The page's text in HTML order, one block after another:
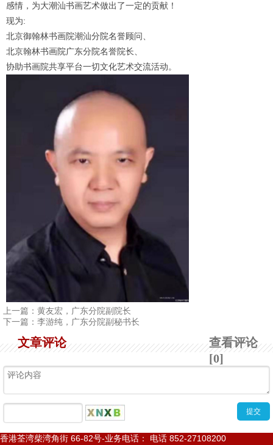
3
感情，为大潮汕书画艺术做出了一定的贡献！
现为:
北京御翰林书画院潮汕分院名誉顾问、
北京翰林书画院广东分院名誉院长
协助书画院共享平台一切文化艺术交流活动。
上一篇： 黄友宏，广东分院副院长
下一篇： 李游纯，广东分院副秘书长
查看评论
[0]
文章评论
香港荃湾柴湾角街 66-82号-业务电话： 电话 852-27108200